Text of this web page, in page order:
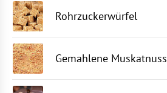
Rohrzuckerwürfel
Gemahlene Muskatnuss